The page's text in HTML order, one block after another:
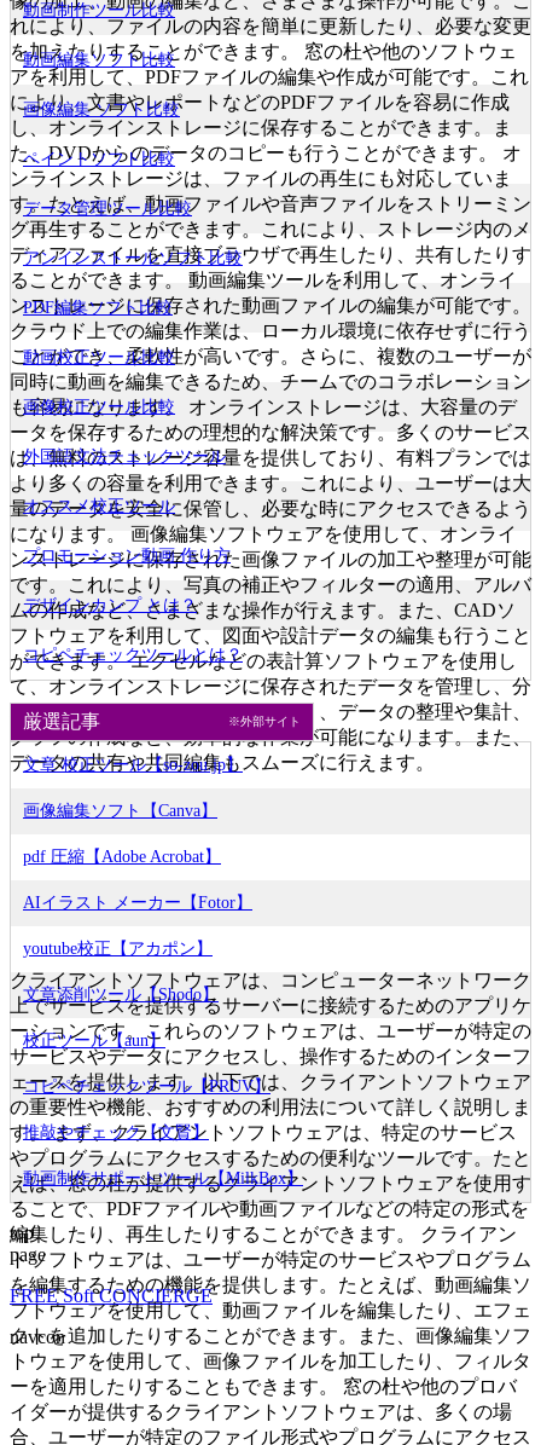
れにより、ファイルの内容を簡単に更新したり、必要な変更
を加えたりすることができます。 窓の杜や他のソフトウェ
アを利用して、PDFファイルの編集や作成が可能です。これ
により、文書やレポートなどのPDFファイルを容易に作成
し、オンラインストレージに保存することができます。ま
た、DVDからのデータのコピーも行うことができます。 オ
ンラインストレージは、ファイルの再生にも対応していま
す。たとえば、動画ファイルや音声ファイルをストリーミン
グ再生することができます。これにより、ストレージ内のメ
ディアファイルを直接ブラウザで再生したり、共有したりす
ることができます。 動画編集ツールを利用して、オンライ
ンストレージに保存された動画ファイルの編集が可能です。
クラウド上での編集作業は、ローカル環境に依存せずに行う
ことができ、柔軟性が高いです。さらに、複数のユーザーが
同時に動画を編集できるため、チームでのコラボレーション
も容易になります。 オンラインストレージは、大容量のデ
ータを保存するための理想的な解決策です。多くのサービス
は、無料のストレージ容量を提供しており、有料プランでは
より多くの容量を利用できます。これにより、ユーザーは大
量のデータを安全に保管し、必要な時にアクセスできるよう
になります。 画像編集ソフトウェアを使用して、オンライ
ンストレージに保存された画像ファイルの加工や整理が可能
です。これにより、写真の補正やフィルターの適用、アルバ
ムの作成など、さまざまな操作が行えます。また、CADソ
フトウェアを利用して、図面や設計データの編集も行うこと
ができます。 エクセルなどの表計算ソフトウェアを使用し
て、オンラインストレージに保存されたデータを管理し、分
析することができます。これにより、データの整理や集計、
グラフの作成など、効率的な作業が可能になります。また、
データの共有や共同編集もスムーズに行えます。
クライアントソフトウェアは、コンピューターネットワーク
上でサービスを提供するサーバーに接続するためのアプリケ
ーションです。これらのソフトウェアは、ユーザーが特定の
サービスやデータにアクセスし、操作するためのインターフ
ェースを提供します。以下では、クライアントソフトウェア
の重要性や機能、おすすめの利用法について詳しく説明しま
す。 まず、クライアントソフトウェアは、特定のサービス
やプログラムにアクセスするための便利なツールです。たと
えば、窓の杜が提供するクライアントソフトウェアを使用す
ることで、PDFファイルや動画ファイルなどの特定の形式を
編集したり、再生したりすることができます。 クライアン
トソフトウェアは、ユーザーが特定のサービスやプログラム
を編集するための機能を提供します。たとえば、動画編集ソ
フトウェアを使用して、動画ファイルを編集したり、エフェ
クトを追加したりすることができます。また、画像編集ソフ
トウェアを使用して、画像ファイルを加工したり、フィルタ
ーを適用したりすることもできます。 窓の杜や他のプロバ
イダーが提供するクライアントソフトウェアは、多くの場
合、ユーザーが特定のファイル形式やプログラムにアクセス
動画制作ツール比較
動画編集ソフト比較
画像編集 ソフト比較
ペイントソフト比較
データ管理ツール比較
アンインストールソフト比較
PDF編集ソフト比較
動画校正ツール比較
画像校正ツール比較
外国語文法チェックツール
オススメ校正ツール
プロモーション動画 作り方
デザインカンプ とは？
コピペチェックツールとは？
厳選記事 ※外部サイト
文章 校正ツール【so-zou.jp】
画像編集ソフト【Canva】
pdf 圧縮【Adobe Acrobat】
AIイラスト メーカー【Fotor】
youtube校正【アカポン】
文章添削ツール【Shodo】
校正ツール【aun】
コピペチェックツール【PRUV】
推敲やチェック【文賢】
動画制作サポートツール【MilkBox】
top
page
FREE Soft CONCIERGE
navcon